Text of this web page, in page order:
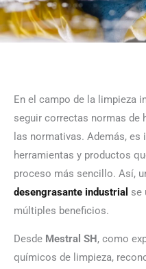
En el campo de la limpieza
seguir correctas normas de
las normativas. Además,
herramientas y productos
proceso más sencillo. Así,
desengrasante industrial se
múltiples beneficios.
Desde Mestral SH, como
químicos de limpieza,